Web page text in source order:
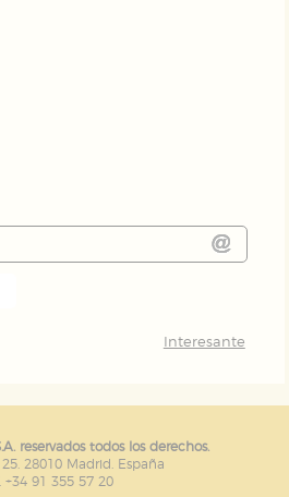
Interesante
reservados todos los derechos.
28010 Madrid. España
+34 91 355 57 20